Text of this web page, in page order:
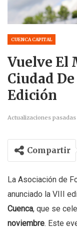
CUENCA CAPITAL
Vuelve El
Ciudad
Edición
Actualizaciones pasadas
Compartir
La Asociación de
anunciado la VIII
Cuenca, que se
noviembre. Este